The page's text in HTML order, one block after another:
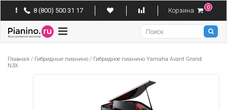
8 (800) 500 31 17 Корзина 0
Pianino
Главная / Гибридные пианино / Гибридное пианино Yamaha Avant Grand
N3X